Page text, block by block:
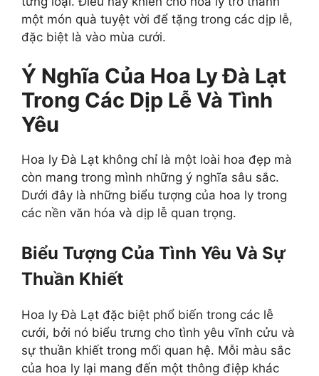
một món quà tuyệt vời để tặng trong các dịp lễ,
đặc biệt là vào mùa cưới.
Ý Nghĩa Của Hoa Ly Đà Lạt
Trong Các Dịp Lễ Và Tình
Yêu
Hoa ly Đà Lạt không chỉ là một loài hoa đẹp mà
còn mang trong mình những ý nghĩa sâu sắc.
Dưới đây là những biểu tượng của hoa ly trong
các nền văn hóa và dịp lễ quan trọng.
Biểu Tượng Của Tình Yêu Và Sự
Thuần Khiết
Hoa ly Đà Lạt đặc biệt phổ biến trong các lễ
cưới, bởi nó biểu trưng cho tình yêu vĩnh cửu và
sự thuần khiết trong mối quan hệ. Mỗi màu sắc
của hoa ly lại mang đến một thông điệp khác